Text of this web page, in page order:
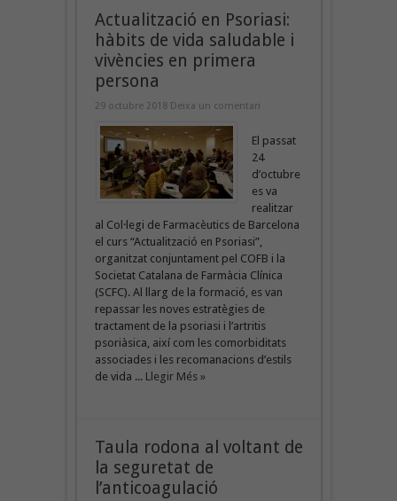
Actualització en Psoriasi:
hàbits de vida saludable i
vivències en primera
persona
29 octubre 2018 Deixa un comentari
El passat
24
d’octubre
es va
realitzar
al Col·legi de Farmacèutics de Barcelona
el curs “Actualització en Psoriasi”,
organitzat conjuntament pel COFB i la
Societat Catalana de Farmàcia Clínica
(SCFC). Al llarg de la formació, es van
repassar les noves estratègies de
tractament de la psoriasi i l’artritis
psoriàsica, així com les comorbiditats
associades i les recomanacions d’estils
de vida ... Llegir Més »
Taula rodona al voltant de
la seguretat de
l’anticoagulació